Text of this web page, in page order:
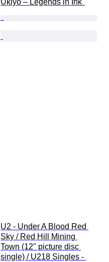
Ukiyo – Legends in Ink"
U2 - Under A Blood Red
Sky / Red Hill Mining
Town (12" picture disc
single) / U218 Singles -